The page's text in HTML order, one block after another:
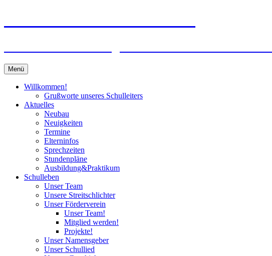
Menü
Willkommen!
Grußworte unseres Schulleiters
Aktuelles
Neubau
Neuigkeiten
Termine
Elterninfos
Sprechzeiten
Stundenpläne
Ausbildung&Praktikum
Schulleben
Unser Team
Unsere Streitschlichter
Unser Förderverein
Unser Team!
Mitglied werden!
Projekte!
Unser Namensgeber
Unser Schullied